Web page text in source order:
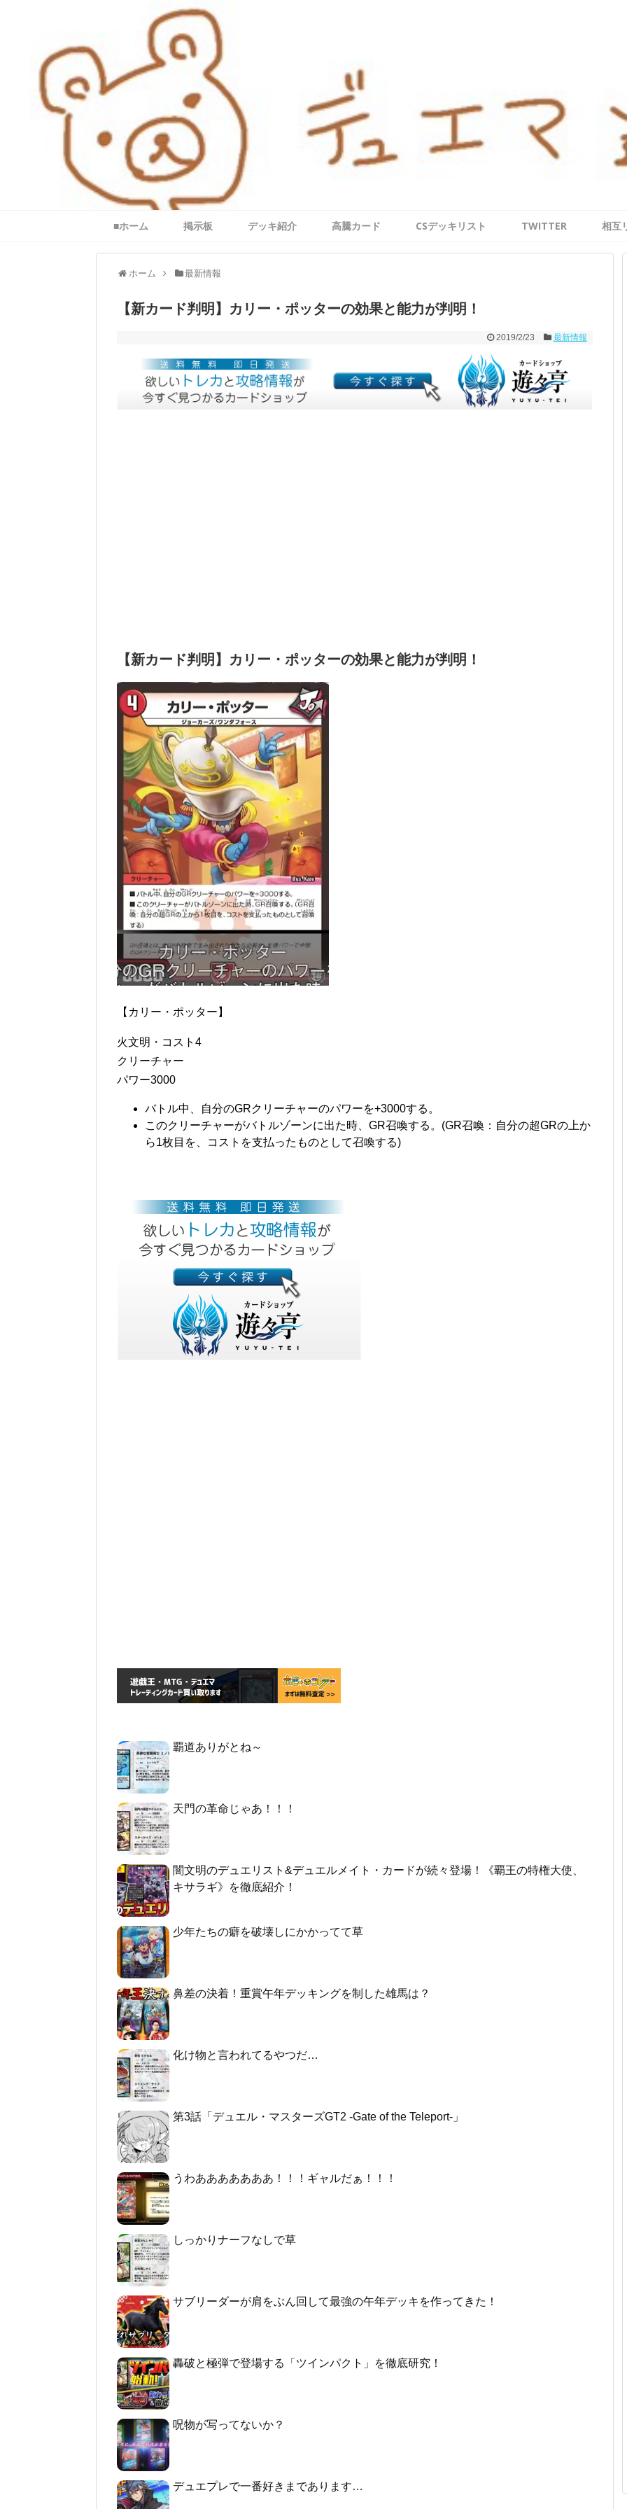
■ホーム 掲示板 デッキ紹介 高騰カード CSデッキリスト TWITTER 相互
ホーム 最新情報
【新カード判明】カリー・ポッターの効果と能力が判明！
2019/2/23 最新情報
【新カード判明】カリー・ ポッターの効果と能力が判明！
【カリー・ポッター】
火文明・コスト4
クリーチャー
パワー3000
バトル中、自分のGRクリーチャーのパワーを+3000する。
このクリーチャーがバトルゾーンに出た時、GR召喚する。(GR召喚：自分の超GRの上か
ら1枚目を、コストを支払ったものとして召喚する)
覇道ありがとね～
天門の革命じゃあ！！！
闇文明のデュエリスト&デュエルメイト・カードが続々登場！《覇王の特権大使、
キサラギ》を徹底紹介！
少年たちの癖を破壊しにかかってて草
鼻差の決着！重賞午年デッキングを制した雄馬は？
化け物と言われてるやつだ…
第3話「デュエル・マスターズGT2 -Gate of the Teleport-」
うわあああああああ！！！ギャルだぁ！！！
しっかりナーフなしで草
サブリーダーが肩をぶん回して最強の午年デッキを作ってきた！
轟破と極弾で登場する「ツインパクト」を徹底研究！
呪物が写ってないか？
デュエプレで一番好きまであります…